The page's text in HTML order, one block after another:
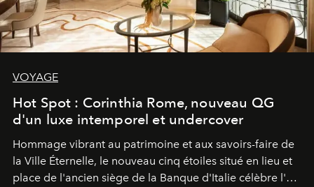
VOYAGE
Hot Spot : Corinthia Rome, nouveau QG
d'un luxe intemporel et undercover
Hommage vibrant au patrimoine et aux savoirs-faire de
la Ville Éternelle, le nouveau cinq étoiles situé en lieu et
place de l'ancien siège de la Banque d'Italie célèbre l'art